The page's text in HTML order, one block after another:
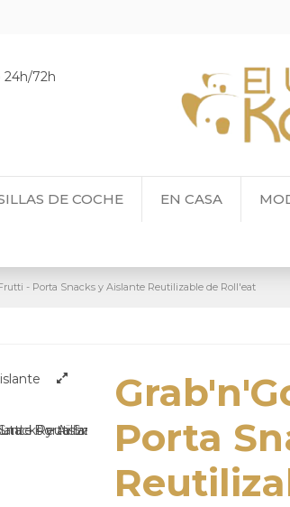
24h/72h
DE COCHE EN CASA
- Porta Snacks y Aislante Reutilizable de Roll'eat
Porta